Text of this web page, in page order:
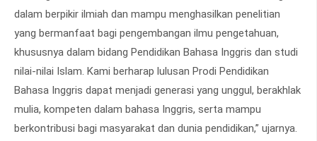
dalam berpikir ilmiah dan mampu menghasilkan penelitian
yang bermanfaat bagi pengembangan ilmu pengetahuan,
khususnya dalam bidang Pendidikan Bahasa Inggris dan studi
nilai-nilai Islam. Kami berharap lulusan Prodi Pendidikan
Bahasa Inggris dapat menjadi generasi yang unggul, berakhlak
mulia, kompeten dalam bahasa Inggris, serta mampu
berkontribusi bagi masyarakat dan dunia pendidikan,” ujarnya.